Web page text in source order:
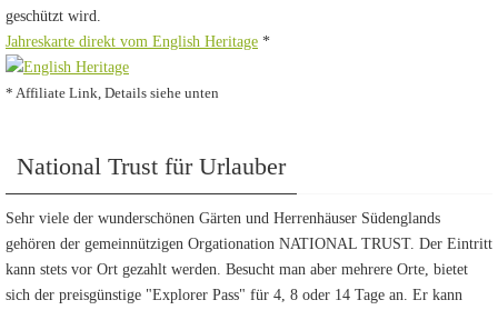
geschützt wird.
Jahreskarte direkt vom English Heritage *
* Affiliate Link, Details siehe unten
National Trust für Urlauber
Sehr viele der wunderschönen Gärten und Herrenhäuser Südenglands
gehören der gemeinnützigen Orgationation NATIONAL TRUST. Der Eintritt
kann stets vor Ort gezahlt werden. Besucht man aber mehrere Orte, bietet
sich der preisgünstige "Explorer Pass" für 4, 8 oder 14 Tage an. Er kann